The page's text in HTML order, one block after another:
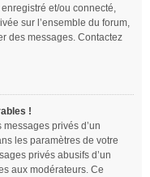
enregistré et/ou connecté,
sur l’ensemble du forum,
des messages. Contactez
!
privés d’un
les paramètres de votre
privés abusifs d’un
aux modérateurs. Ce